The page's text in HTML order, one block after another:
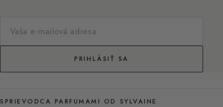
PRIHLÁSIŤ SA
SPRIEVODCA PARFUMAMI OD SYLVAINE